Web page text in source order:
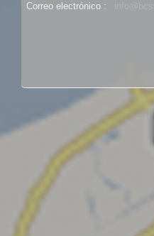
Correo electrónico :